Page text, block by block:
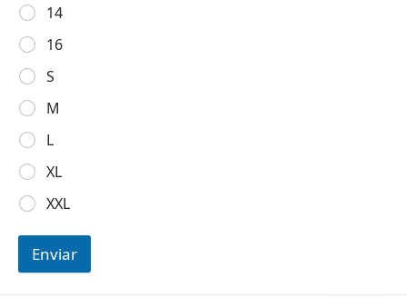
14
16
S
M
L
XL
XXL
Enviar